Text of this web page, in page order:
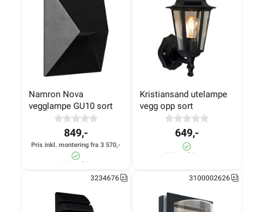
Namron Nova
vegglampe GU10 sort
849,-
Pris inkl. montering fra 3 570,-
>1 000+ på lager
Kristiansand utelampe
vegg opp sort
649,-
280+ på lager
3234676 3100002626